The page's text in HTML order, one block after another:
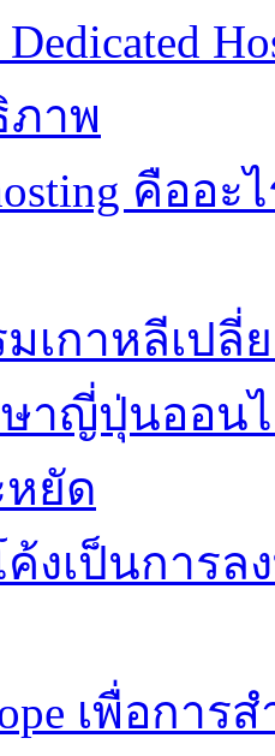
Dedicated
ภาพ
คืออ
เกาหลีเปลี่
าญี่ปุ่นออน
หยัด
ค้งเป็นการ
เพื่อกา